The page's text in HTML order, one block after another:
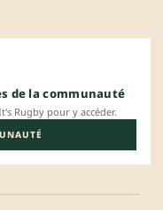
de la communauté
Rugby pour y accéder.